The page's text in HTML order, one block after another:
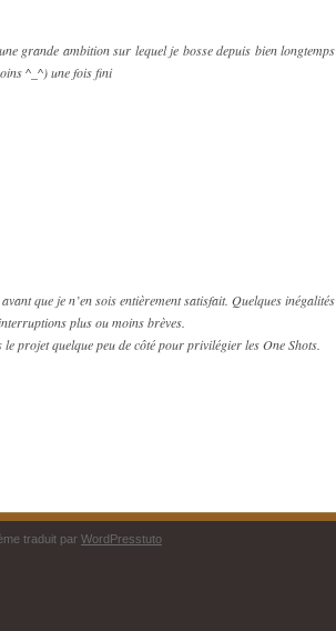
grande ambition sur lequel je bosse depuis bien longtemps
^_^) une fois fini
que je n’en sois entièrement satisfait. Quelques inégalités
plus ou moins brèves.
projet quelque peu de côté pour privilégier les One Shots.
traduit par WordPresstuto